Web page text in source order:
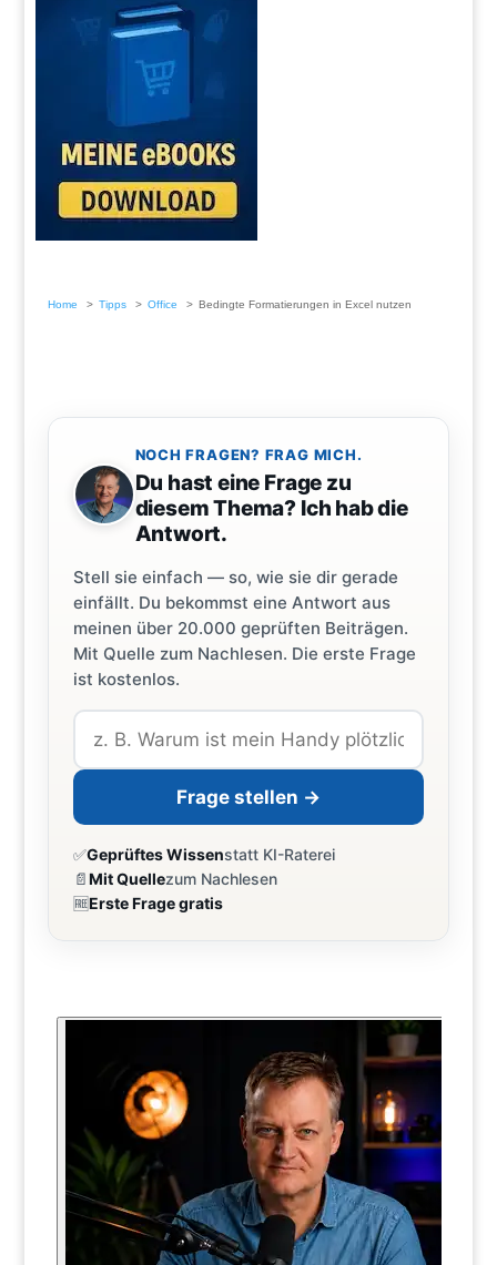
Home Tipps Office Bedingte Formatierungen in Excel nutzen
NOCH FRAGEN? FRAG MICH.
Du hast eine Frage zu
diesem Thema? Ich hab die
Antwort.
Stell sie einfach — so, wie sie dir gerade
einfällt. Du bekommst eine Antwort aus
meinen über 20.000 geprüften Beiträgen.
Mit Quelle zum Nachlesen. Die erste Frage
ist kostenlos.
Frage stellen →
✅Geprüftes Wissenstatt KI-Raterei
📄Mit Quellezum Nachlesen
🆓Erste Frage gratis